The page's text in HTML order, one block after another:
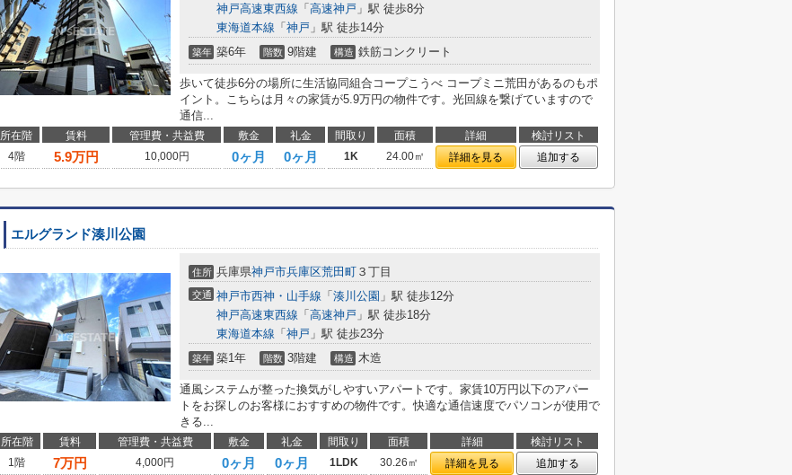
神戸高速東西線 「 高速神戸 」駅 徒歩8分
東海道本線 「 神戸 」駅 徒歩14分
築年 築6年 階数 9階建 構造 鉄筋コンクリート
歩いて徒歩6分の場所に生活協同組合コープこうべ コープミニ荒田があるのもポ
イント。こちらは月々の家賃が5.9万円の物件です。光回線を繋げていますので
通信...
所在階 賃料 管理費・共益費 敷金 礼金 間取り 面積 詳細
検討リスト
4階
5.9万円 10,000円 0ヶ月 0ヶ月 1K 24.00㎡ 詳細を見る 追加する
エルグランド湊川公園
住所 兵庫県神戸市兵庫区荒田町 ３丁目
交通 神戸市西神・山手線 「 湊川公園 」駅 徒歩12分
神戸高速東西線 「 高速神戸 」駅 徒歩18分
東海道本線 「 神戸 」駅 徒歩23分
築年 築1年 階数 3階建 構造 木造
通風システムが整った換気がしやすいアパートです。家賃10万円以下のアパー
トをお探しのお客様におすすめの物件です。快適な通信速度でパソコンが使用で
きる...
所在階 賃料 管理費・共益費 敷金 礼金 間取り 面積 詳細
検討リスト
1階
7万円 4,000円 0ヶ月 0ヶ月 1LDK 30.26㎡ 詳細を見る 追加する